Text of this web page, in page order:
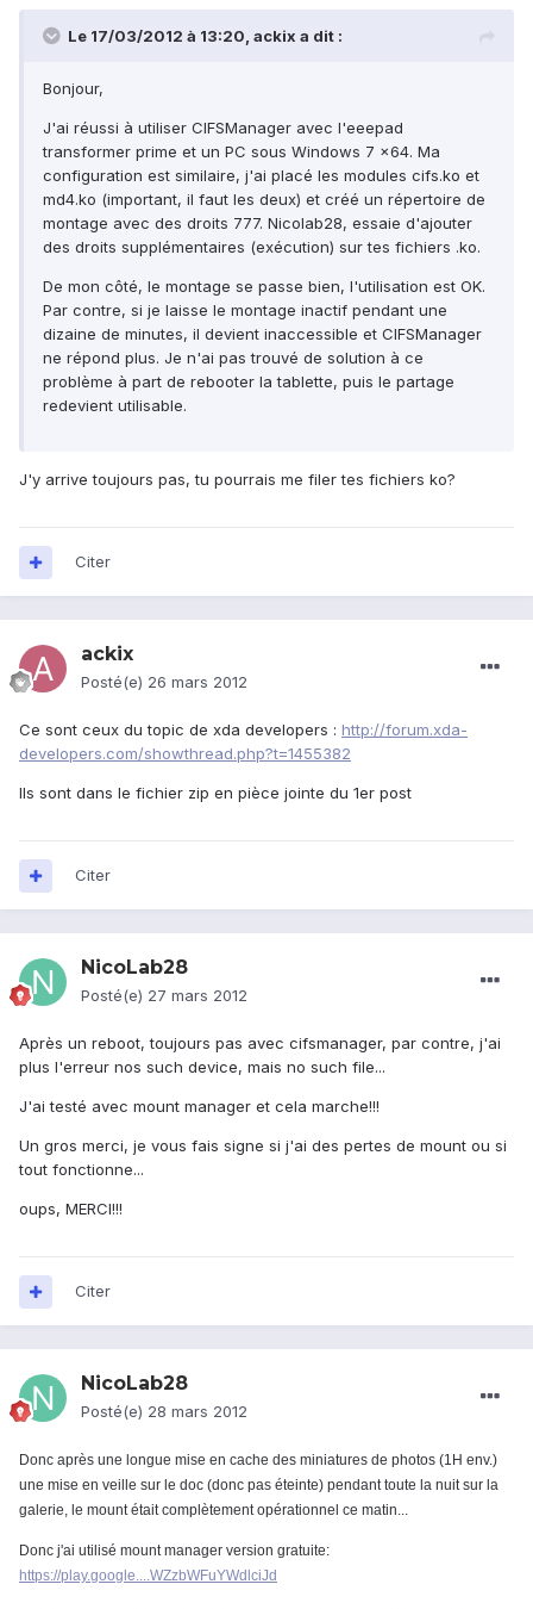
Le 17/03/2012 à 13:20, ackix a dit :
Bonjour,
J'ai réussi à utiliser CIFSManager avec l'eeepad
transformer prime et un PC sous Windows 7 x64. Ma
configuration est similaire, j'ai placé les modules cifs.ko et
md4.ko (important, il faut les deux) et créé un répertoire de
montage avec des droits 777. Nicolab28, essaie d'ajouter
des droits supplémentaires (exécution) sur tes fichiers .ko.
De mon côté, le montage se passe bien, l'utilisation est OK.
Par contre, si je laisse le montage inactif pendant une
dizaine de minutes, il devient inaccessible et CIFSManager
ne répond plus. Je n'ai pas trouvé de solution à ce
problème à part de rebooter la tablette, puis le partage
redevient utilisable.
J'y arrive toujours pas, tu pourrais me filer tes fichiers ko?
Citer
ackix
Posté(e) 26 mars 2012
Ce sont ceux du topic de xda developers : http://forum.xda-
developers.com/showthread.php?t=1455382
Ils sont dans le fichier zip en pièce jointe du 1er post
Citer
NicoLab28
Posté(e) 27 mars 2012
Après un reboot, toujours pas avec cifsmanager, par contre, j'ai
plus l'erreur nos such device, mais no such file...
J'ai testé avec mount manager et cela marche!!!
Un gros merci, je vous fais signe si j'ai des pertes de mount ou si
tout fonctionne...
oups, MERCI!!!
Citer
NicoLab28
Posté(e) 28 mars 2012
Donc après une longue mise en cache des miniatures de photos (1H env.)
une mise en veille sur le doc (donc pas éteinte) pendant toute la nuit sur la
galerie, le mount était complètement opérationnel ce matin...
Donc j'ai utilisé mount manager version gratuite:
https://play.google....WZzbWFuYWdlciJd